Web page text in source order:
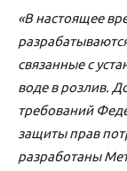
«В настоящее
связанные с
воде в розлив.
требований
защиты прав
разработаны